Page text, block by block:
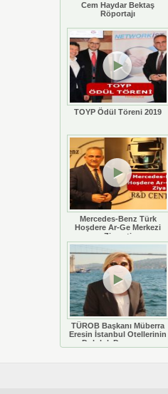
Cem Haydar Bektaş
Röportajı
TOYP Ödül Töreni 2019
Mercedes-Benz Türk
Hoşdere Ar-Ge Merkezi
Ziyareti
TÜROB Başkanı Müberra
Eresin İstanbul Otellerinin
Doluluk Durumunu